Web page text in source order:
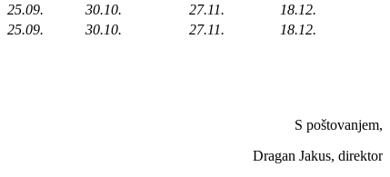
25.09. 30.10. 27.11.
18.12.
25.09. 30.10. 27.11. 18.12.
S poštovanjem,
Dragan Jakus, direktor